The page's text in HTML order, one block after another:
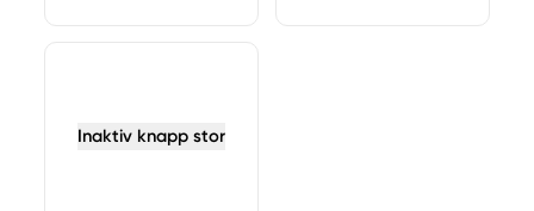
Inaktiv knapp stor